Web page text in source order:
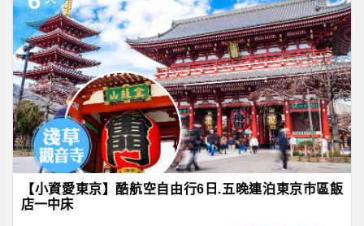
【小資愛東京】酷航空自由行6日.五晚連泊東京市區飯
店一中床